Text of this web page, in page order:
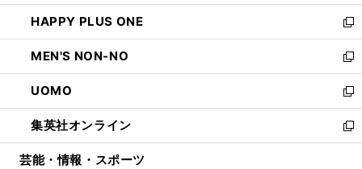
開
く
ウ
で
開
く
ン
ド
ウ
で
開
く
ウ
ィ
ン
ド
ウ
で
開
く
し
い
ウ
ィ
ン
ド
ウ
で
開
HAPPY PLUS ONE
新
し
い
ウ
ィ
ン
ド
ウ
MEN'S NON-NO
新
し
い
ウ
ィ
ン
UOMO
新
し
い
ウ
集英社オンライン
新
し
芸能・情報・スポーツ